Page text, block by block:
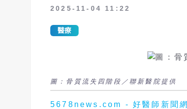
2025-11-04 11:22
醫療
圖：骨質流失四階段／聯新醫院提供
5678news.com - 好醫師新聞